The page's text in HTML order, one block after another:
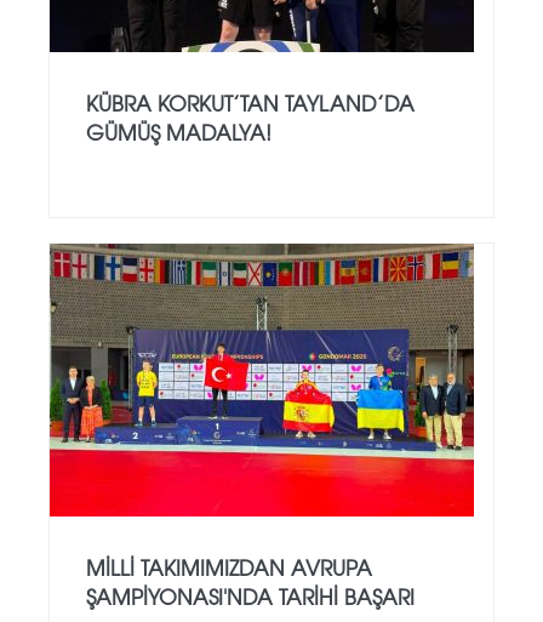
KÜBRA KORKUT’TAN TAYLAND’DA
GÜMÜŞ MADALYA!
MILLI TAKIMIMIZDAN AVRUPA
ŞAMPIYONASI'NDA TARIHI BAŞARI